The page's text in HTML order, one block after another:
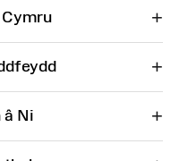
+
+
â Ni +